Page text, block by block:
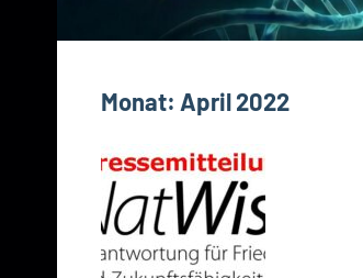
Monat: April 2022